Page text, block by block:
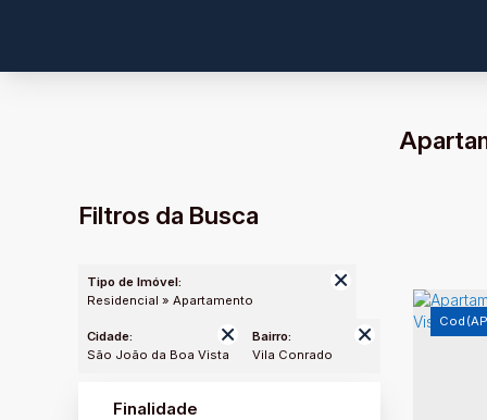
Filtros da Busca
Tipo de Imóvel:
Residencial » Apartamento
Cidade:
São João da Boa Vista
Bairro:
Vila Conrado
Finalidade